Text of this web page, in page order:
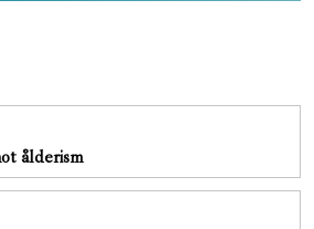
ålderism